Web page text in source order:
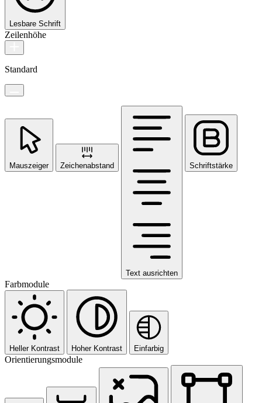
Lesbare Schrift
Zeilenhöhe
Standard
Mauszeiger Zeichenabstand
Text ausrichten
Schriftstärke
Farbmodule
Heller Kontrast Hoher Kontrast Einfarbig
Orientierungsmodule